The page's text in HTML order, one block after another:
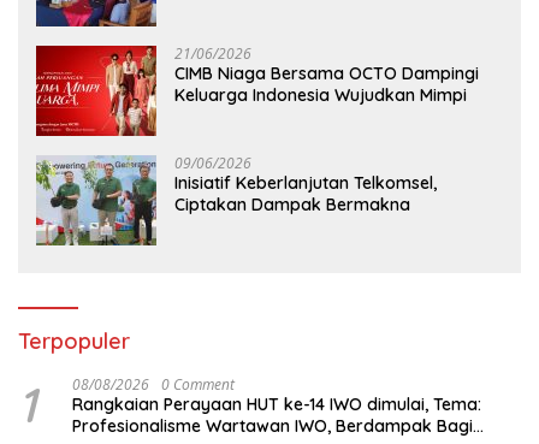
21/06/2026
CIMB Niaga Bersama OCTO Dampingi
Keluarga Indonesia Wujudkan Mimpi
09/06/2026
Inisiatif Keberlanjutan Telkomsel,
Ciptakan Dampak Bermakna
Terpopuler
1 08/08/2026 0 Comment
Rangkaian Perayaan HUT ke-14 IWO dimulai, Tema:
Profesionalisme Wartawan IWO, Berdampak Bagi